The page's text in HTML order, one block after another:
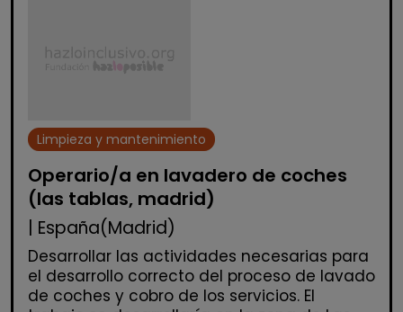
Limpieza y mantenimiento
Operario/a en lavadero de coches
(las tablas, madrid)
| España(Madrid)
Desarrollar las actividades necesarias para
el desarrollo correcto del proceso de lavado
de coches y cobro de los servicios. El